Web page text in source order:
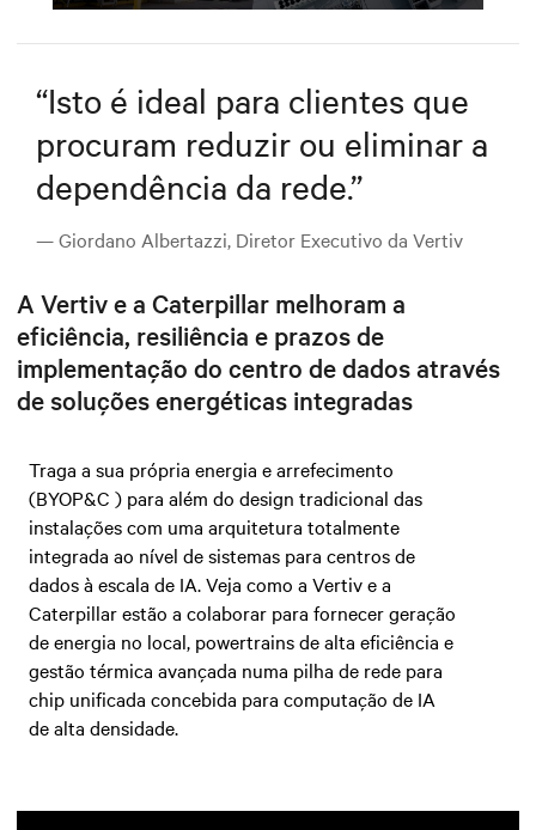
Mute Settings
“Isto é ideal para clientes que
procuram reduzir ou eliminar a
dependência da rede.”
— Giordano Albertazzi, Diretor Executivo da Vertiv
A Vertiv e a Caterpillar melhoram a
eficiência, resiliência e prazos de
implementação do centro de dados através
de soluções energéticas integradas
Traga a sua própria energia e arrefecimento
(BYOP&C ) para além do design tradicional das
instalações com uma arquitetura totalmente
integrada ao nível de sistemas para centros de
dados à escala de IA. Veja como a Vertiv e a
Caterpillar estão a colaborar para fornecer geração
de energia no local, powertrains de alta eficiência e
gestão térmica avançada numa pilha de rede para
chip unificada concebida para computação de IA
de alta densidade.